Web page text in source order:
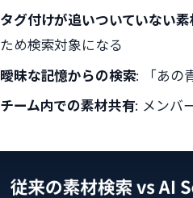
タグ付けが追いついていない素
ため検索対象になる
曖昧な記憶からの検索: 「あの
チーム内での素材共有: メンバ